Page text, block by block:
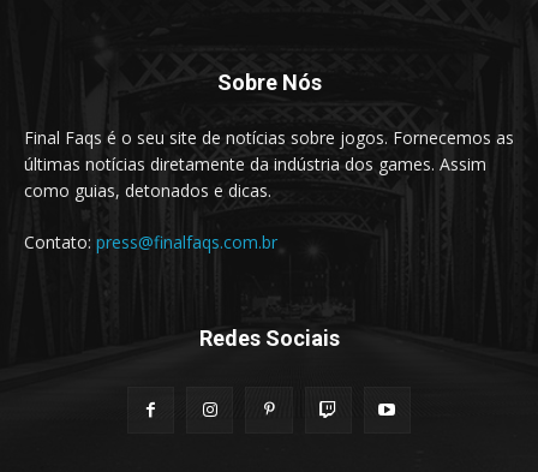
Sobre Nós
Final Faqs é o seu site de notícias sobre jogos. Fornecemos as
últimas notícias diretamente da indústria dos games. Assim
como guias, detonados e dicas.
Contato: press@finalfaqs.com.br
Redes Sociais